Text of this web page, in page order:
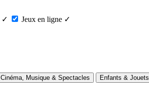
✓ Jeux en ligne ✓
Cinéma, Musique & Spectacles Enfants & Jouets